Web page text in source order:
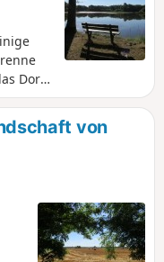
Dorf
von